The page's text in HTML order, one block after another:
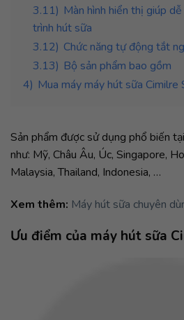
3.11) Màn hình hiển thị giúp
trình hút sữa
3.12) Chức năng tự động tắt
3.13) Bộ sản phẩm bao gồm
4) Mua máy máy hút sữa Cimilre
Sản phẩm được sử dụng phổ biến
như: Mỹ, Châu Âu, Úc, Singapore,
Malaysia, Thailand, Indonesia, …
Xem thêm: Máy hút sữa chuyên
Ưu điểm của máy hút sữa